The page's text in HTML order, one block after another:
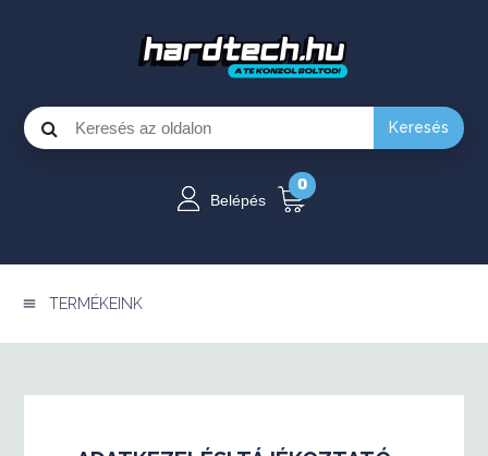
Keresés
Belépés
0
TERMÉKEINK